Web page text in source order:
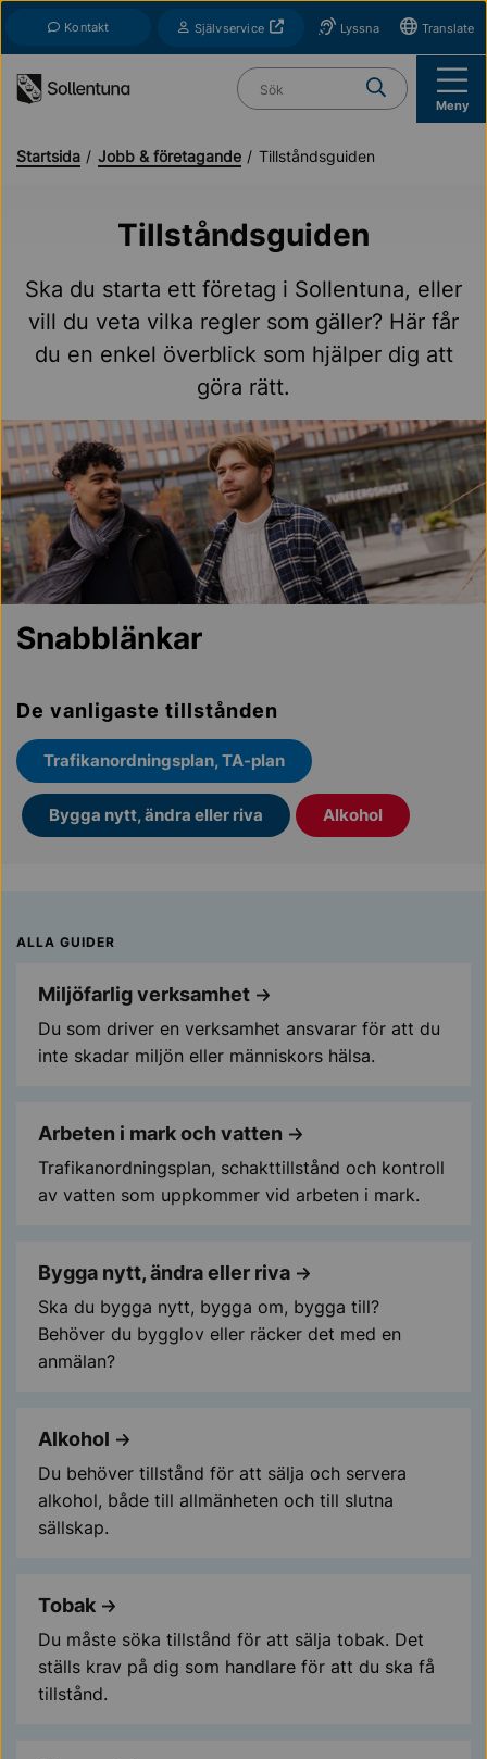
Kontakt SjälvserviceÖppnas i nytt fönsterLyssna Translate
Vad söker du?
Meny
Startsida Jobb & företagande Tillståndsguiden
Tillståndsguiden
Ska du starta ett företag i Sollentuna, eller
vill du veta vilka regler som gäller? Här får
du en enkel överblick som hjälper dig att
göra rätt.
Snabblänkar
De vanligaste tillstånden
Trafikanordningsplan, TA-plan
Bygga nytt, ändra eller riva Alkohol
ALLA GUIDER
Miljöfarlig verksamhet
Du som driver en verksamhet ansvarar för att du
inte skadar miljön eller människors hälsa.
Arbeten i mark och vatten
Trafikanordningsplan, schakttillstånd och kontroll
av vatten som uppkommer vid arbeten i mark.
Bygga nytt, ändra eller riva
Ska du bygga nytt, bygga om, bygga till?
Behöver du bygglov eller räcker det med en
anmälan?
Alkohol
Du behöver tillstånd för att sälja och servera
alkohol, både till allmänheten och till slutna
sällskap.
Tobak
Du måste söka tillstånd för att sälja tobak. Det
ställs krav på dig som handlare för att du ska få
tillstånd.